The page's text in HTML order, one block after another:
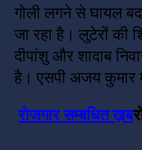
गोली लगने से घायल
जा रहा है। लुटेरों की
दीपांशु और शादाब
है। एसपी अजय
रोजगार सम्बधित ख़ब